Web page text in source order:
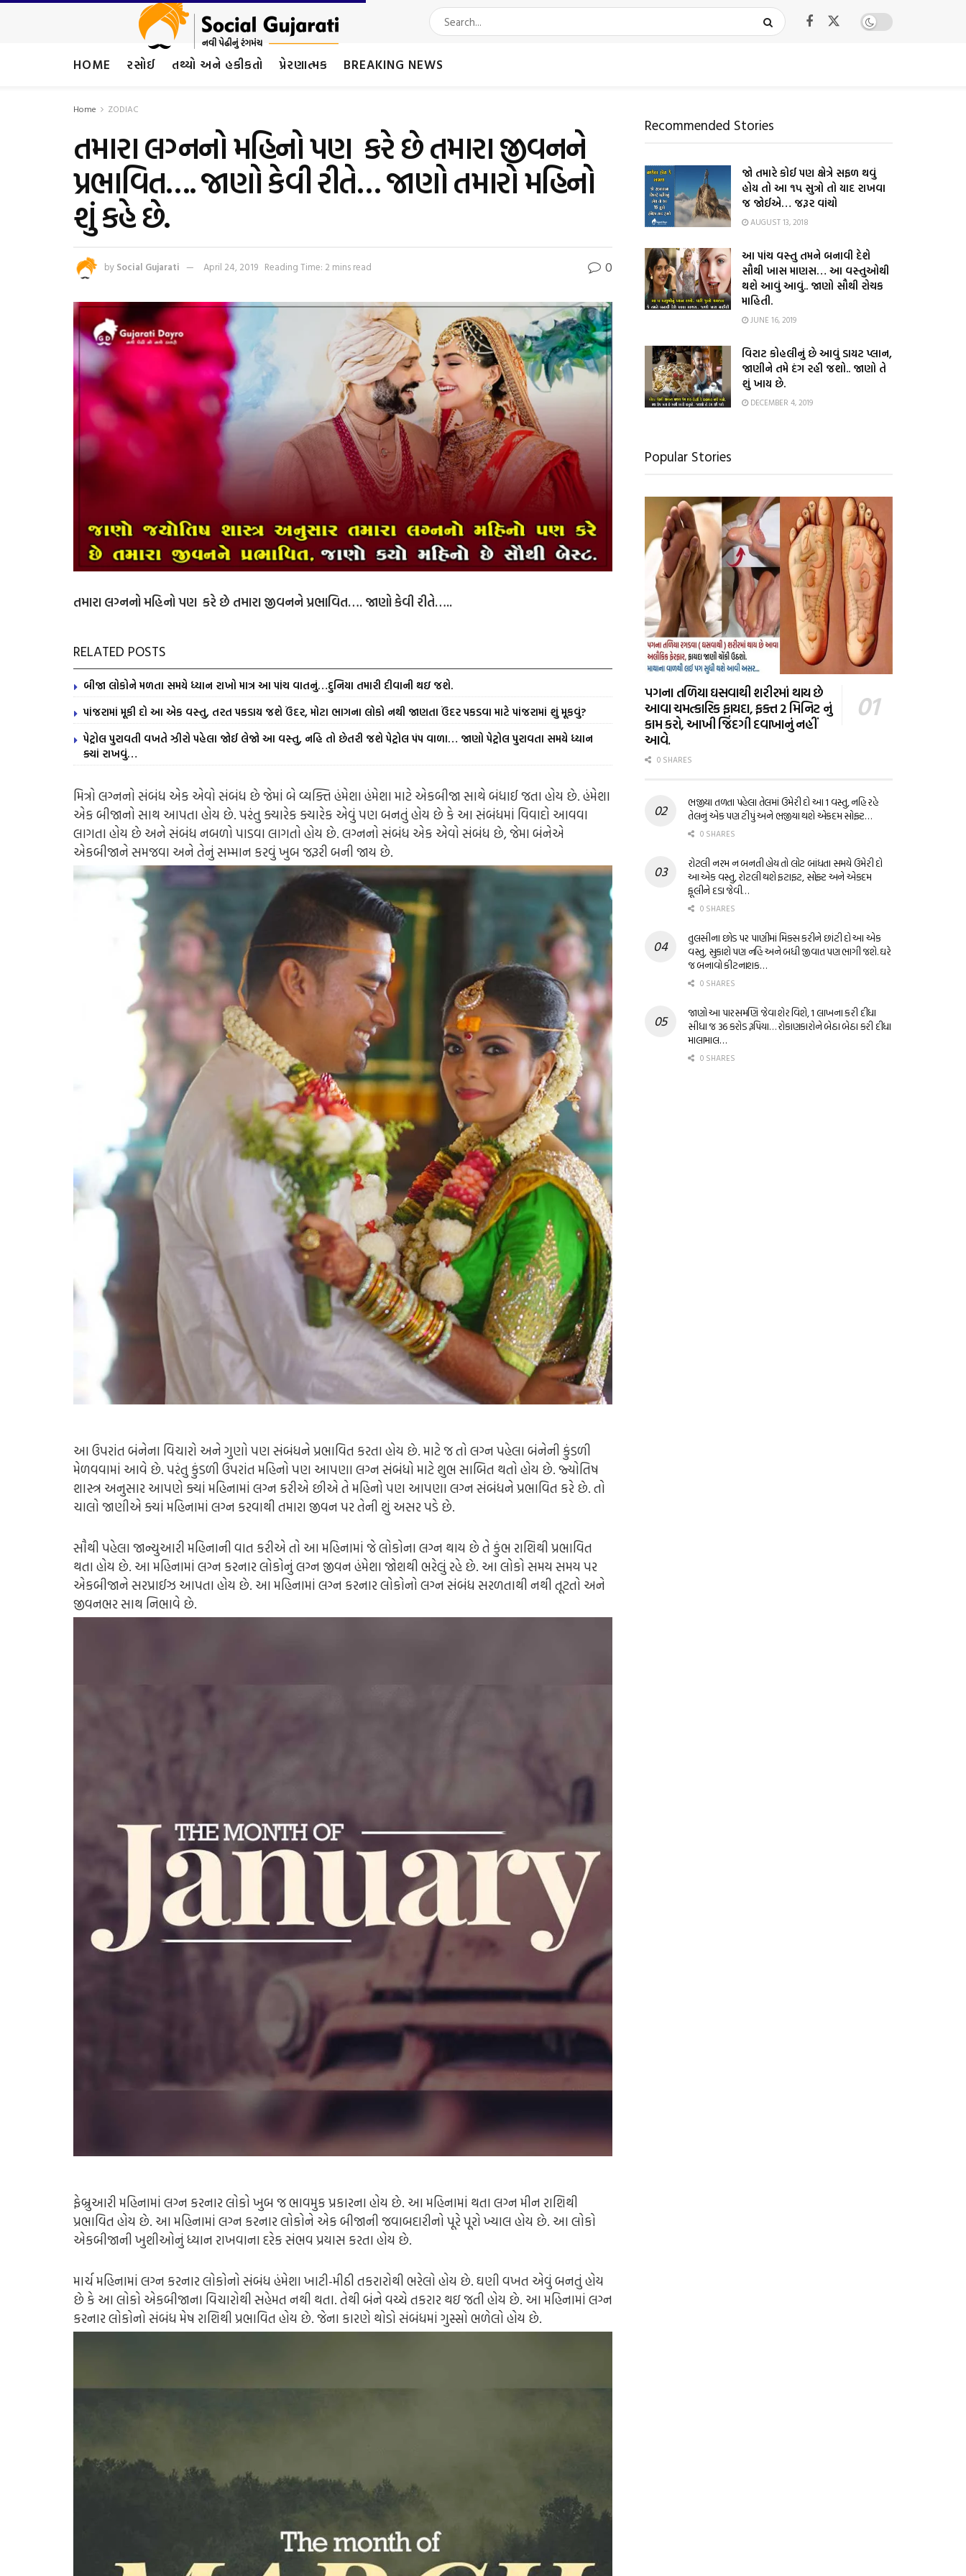
HOME રસોઈ તથ્યો અને હકીકતો પ્રેરણાત્મક BREAKING NEWS
Home ZODIAC
તમારા લગ્નનો મહિનો પણ કરે છે તમારા જીવનને
પ્રભાવિત…. જાણો કેવી રીતે… જાણો તમારો મહિનો
શું કહે છે.
by Social Gujarati April 24, 2019 Reading Time: 2 mins read 0
તમારા લગ્નનો મહિનો પણ કરે છે તમારા જીવનને પ્રભાવિત…. જાણો કેવી રીતે…..
RELATED POSTS
બીજા લોકોને મળતા સમયે ધ્યાન રાખો માત્ર આ પાંચ વાતનું…દુનિયા તમારી દીવાની થઇ જશે.
પાંજરામાં મૂકી દો આ એક વસ્તુ, તરત પકડાય જશે ઉંદર, મોટા ભાગના લોકો નથી જાણતા ઉંદર પકડવા માટે પાંજરામાં શું મૂકવું?
પેટ્રોલ પુરાવતી વખતે ઝીરો પહેલા જોઈ લેજો આ વસ્તુ, નહિ તો છેતરી જશે પેટ્રોલ પંપ વાળા… જાણો પેટ્રોલ પુરાવતા સમયે ધ્યાન
ક્યાં રાખવું…
મિત્રો લગ્નનો સંબંધ એક એવો સંબંધ છે જેમાં બે વ્યક્તિ હંમેશા હંમેશા માટે એકબીજા સાથે બંધાઈ જતા હોય છે. હંમેશા
એક બીજાનો સાથ આપતા હોય છે. પરંતુ ક્યારેક ક્યારેક એવું પણ બનતું હોય છે કે આ સંબંધમાં વિવાદો આવવા
લાગતા હોય છે અને સંબંધ નબળો પાડવા લાગતો હોય છે. લગ્નનો સંબંધ એક એવો સંબંધ છે, જેમા બંનેએ
એકબીજાને સમજવા અને તેનું સમ્માન કરવું ખુબ જરૂરી બની જાય છે.
આ ઉપરાંત બંનેના વિચારો અને ગુણો પણ સંબંધને પ્રભાવિત કરતા હોય છે. માટે જ તો લગ્ન પહેલા બંનેની કુંડળી
મેળવવામાં આવે છે. પરંતુ કુંડળી ઉપરાંત મહિનો પણ આપણા લગ્ન સંબંધો માટે શુભ સાબિત થતો હોય છે. જ્યોતિષ
શાસ્ત્ર અનુસાર આપણે ક્યાં મહિનામાં લગ્ન કરીએ છીએ તે મહિનો પણ આપણા લગ્ન સંબંધને પ્રભાવિત કરે છે. તો
ચાલો જાણીએ ક્યાં મહિનામાં લગ્ન કરવાથી તમારા જીવન પર તેની શું અસર પડે છે.
સૌથી પહેલા જાન્યુઆરી મહિનાની વાત કરીએ તો આ મહિનામાં જે લોકોના લગ્ન થાય છે તે કુંભ રાશિથી પ્રભાવિત
થતા હોય છે. આ મહિનામાં લગ્ન કરનાર લોકોનું લગ્ન જીવન હંમેશા જોશથી ભરેલું રહે છે. આ લોકો સમય સમય પર
એકબીજાને સરપ્રાઈઝ આપતા હોય છે. આ મહિનામાં લગ્ન કરનાર લોકોનો લગ્ન સંબંધ સરળતાથી નથી તૂટતો અને
જીવનભર સાથ નિભાવે છે.
ફેબ્રુઆરી મહિનામાં લગ્ન કરનાર લોકો ખુબ જ ભાવમુક પ્રકારના હોય છે. આ મહિનામાં થતા લગ્ન મીન રાશિથી
પ્રભાવિત હોય છે. આ મહિનામાં લગ્ન કરનાર લોકોને એક બીજાની જવાબદારીનો પૂરે પૂરો ખ્યાલ હોય છે. આ લોકો
એકબીજાની ખુશીઓનું ધ્યાન રાખવાના દરેક સંભવ પ્રયાસ કરતા હોય છે.
માર્ચ મહિનામાં લગ્ન કરનાર લોકોનો સંબંધ હંમેશા ખાટી-મીઠી તકરારોથી ભરેલો હોય છે. ઘણી વખત એવું બનતું હોય
છે કે આ લોકો એકબીજાના વિચારોથી સહેમત નથી થતા. તેથી બંને વચ્ચે તકરાર થઇ જતી હોય છે. આ મહિનામાં લગ્ન
કરનાર લોકોનો સંબંધ મેષ રાશિથી પ્રભાવિત હોય છે. જેના કારણે થોડો સંબંધમાં ગુસ્સો ભળેલો હોય છે.
Recommended Stories
જો તમારે કોઈ પણ ક્ષેત્રે સફળ થવું
હોય તો આ ૧૫ સુત્રો તો યાદ રાખવા
જ જોઈએ… જરૂર વાંચો
AUGUST 13, 2018
આ પાંચ વસ્તુ તમને બનાવી દેશે
સૌથી ખાસ માણસ… આ વસ્તુઓથી
થશે આવું આવું.. જાણો સૌથી રોચક
માહિતી.
JUNE 16, 2019
વિરાટ કોહલીનું છે આવું ડાયટ પ્લાન,
જાણીને તમે દંગ રહી જશો.. જાણો તે
શું ખાય છે.
DECEMBER 4, 2019
Popular Stories
પગના તળિયા ઘસવાથી શરીરમાં થાય છે
આવા ચમત્કારિક ફાયદા, ફક્ત 2 મિનિટ નું
કામ કરો, આખી જિંદગી દવાખાનું નહીં
આવે.
0 SHARES
ભજીયા તળતા પહેલા તેલમાં ઉમેરી દો આ 1 વસ્તુ, નહિ રહે
તેલનું એક પણ ટીપું અને ભજીયા થશે એકદમ સોફ્ટ…
0 SHARES
રોટલી નરમ ન બનતી હોય તો લોટ બાંધતા સમયે ઉમેરી દો
આ એક વસ્તુ, રોટલી થશે ફટાફટ, સોફ્ટ અને એકદમ
ફૂલીને દડા જેવી…
0 SHARES
તુલસીના છોડ પર પાણીમાં મિક્સ કરીને છાંટી દો આ એક
વસ્તુ, સુકાશે પણ નહિ અને બધી જીવાત પણ ભાગી જશે. ઘરે
જ બનાવો કીટનાશક…
0 SHARES
જાણો આ પારસમણિ જેવા શેર વિશે, 1 લાખના કરી દીધા
સીધા જ 36 કરોડ રૂપિયા… રોકાણકારોને બેઠા બેઠા કરી દીધા
માલામાલ…
0 SHARES